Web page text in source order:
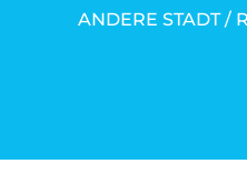
ANDERE STADT /